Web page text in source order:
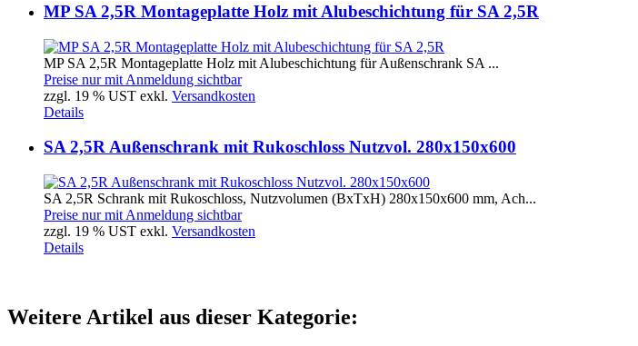
MP SA 2,5R Montageplatte Holz mit Alubeschichtung für SA 2,5R
MP SA 2,5R Montageplatte Holz mit Alubeschichtung für Außenschrank SA ...
Preise nur mit Anmeldung sichtbar
zzgl. 19 % UST exkl. Versandkosten
Details
SA 2,5R Außenschrank mit Rukoschloss Nutzvol. 280x150x600
SA 2,5R Schrank mit Rukoschloss, Nutzvolumen (BxTxH) 280x150x600 mm, Ach...
Preise nur mit Anmeldung sichtbar
zzgl. 19 % UST exkl. Versandkosten
Details
Weitere Artikel aus dieser Kategorie: